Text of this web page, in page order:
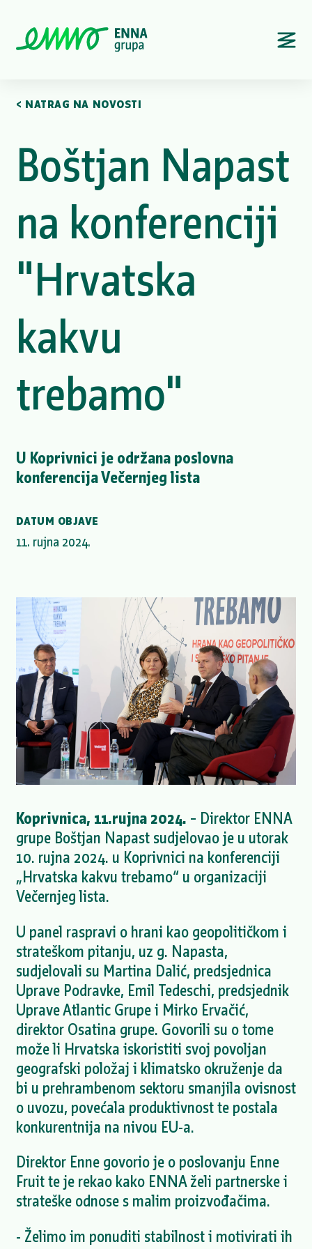
< NATRAG NA NOVOSTI
Boštjan Napast
na konferenciji
"Hrvatska
kakvu
trebamo"
U Koprivnici je održana poslovna
konferencija Večernjeg lista
DATUM OBJAVE
11. rujna 2024.
Koprivnica, 11.rujna 2024. – Direktor ENNA
grupe Boštjan Napast sudjelovao je u utorak
10. rujna 2024. u Koprivnici na konferenciji
„Hrvatska kakvu trebamo“ u organizaciji
Večernjeg lista.
U panel raspravi o hrani kao geopolitičkom i
strateškom pitanju, uz g. Napasta,
sudjelovali su Martina Dalić, predsjednica
Uprave Podravke, Emil Tedeschi, predsjednik
Uprave Atlantic Grupe i Mirko Ervačić,
direktor Osatina grupe. Govorili su o tome
može li Hrvatska iskoristiti svoj povoljan
geografski položaj i klimatsko okruženje da
bi u prehrambenom sektoru smanjila ovisnost
o uvozu, povećala produktivnost te postala
konkurentnija na nivou EU-a.
Direktor Enne govorio je o poslovanju Enne
Fruit te je rekao kako ENNA želi partnerske i
strateške odnose s malim proizvođačima.
- Želimo im ponuditi stabilnost i motivirati ih